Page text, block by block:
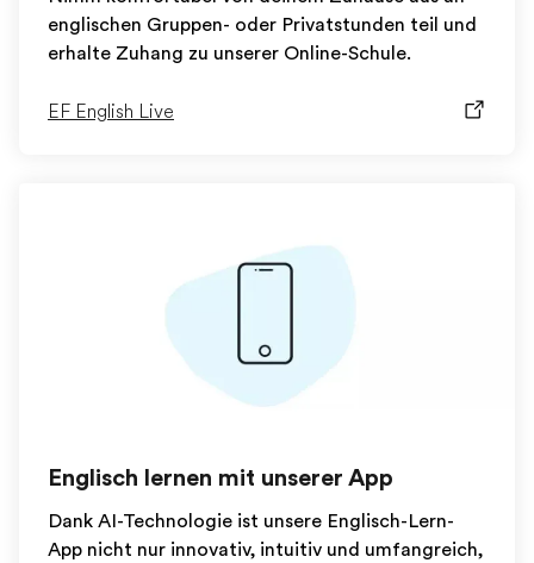
englischen Gruppen- oder Privatstunden teil und
erhalte Zuhang zu unserer Online-Schule.
EF English Live
Englisch lernen mit unserer App
Dank AI-Technologie ist unsere Englisch-Lern-
App nicht nur innovativ, intuitiv und umfangreich,